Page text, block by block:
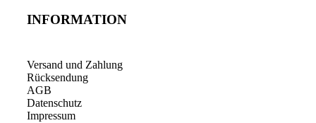
INFORMATION
Versand und Zahlung
Rücksendung
AGB
Datenschutz
Impressum